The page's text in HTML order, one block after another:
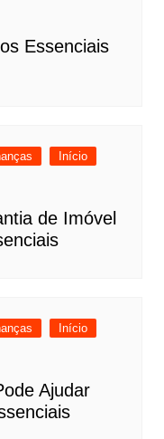
Essenciais
Início
de Imóvel
Início
Ajudar